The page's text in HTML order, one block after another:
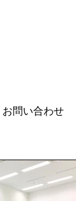
お問い合わせ